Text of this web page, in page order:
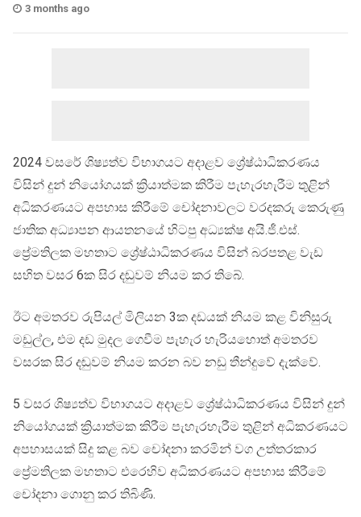
3 months ago
2024 වසරේ ශිෂ්‍යත්ව විභාගයට අදාළව ශ්‍රේෂ්ඨාධිකරණය
විසින් දුන් නියෝගයක් ක්‍රියාත්මක කිරීම පැහැරහැරීම තුළින්
අධිකරණයට අපහාස කිරීමේ චෝදනාවලට වරදකරු කෙරුණු
ජාතික අධ්‍යාපන ආයතනයේ හිටපු අධ්‍යක්ෂ අයි.ජී.එස්.
ප්‍රේමතිලක මහතාට ශ්‍රේෂ්ඨාධිකරණය විසින් බරපතළ වැඩ
සහිත වසර 6ක සිර දඬුවම් නියම කර තිබේ.
ඊට අමතරව රුපියල් මිලියන 3ක දඩයක් නියම කළ විනිසුරු
මඩුල්ල, එම දඩ මුදල ගෙවීම පැහැර හැරියහොත් අමතරව
වසරක සිර දඬුවම් නියම කරන බව නඩු තීන්දුවේ දැක්වේ.
5 වසර ශිෂ්‍යත්ව විභාගයට අදාළව ශ්‍රේෂ්ඨාධිකරණය විසින් දුන්
නියෝගයක් ක්‍රියාත්මක කිරීම පැහැරහැරීම තුළින් අධිකරණයට
අපහාසයක් සිදු කළ බව චෝදනා කරමින් වග උත්තරකාර
ප්‍රේමතිලක මහතාට එරෙහිව අධිකරණයට අපහාස කිරීමේ
චෝදනා ගොනු කර තිබිණි.